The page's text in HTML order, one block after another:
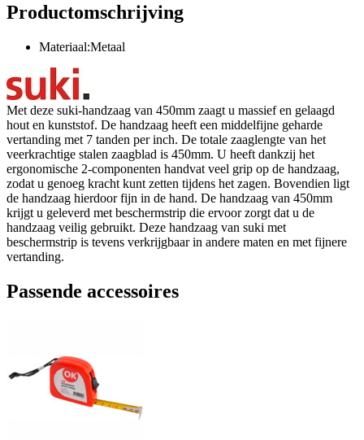
Productomschrijving
Materiaal:Metaal
Met deze suki-handzaag van 450mm zaagt u massief en gelaagd
hout en kunststof. De handzaag heeft een middelfijne geharde
vertanding met 7 tanden per inch. De totale zaaglengte van het
veerkrachtige stalen zaagblad is 450mm. U heeft dankzij het
ergonomische 2-componenten handvat veel grip op de handzaag,
zodat u genoeg kracht kunt zetten tijdens het zagen. Bovendien ligt
de handzaag hierdoor fijn in de hand. De handzaag van 450mm
krijgt u geleverd met beschermstrip die ervoor zorgt dat u de
handzaag veilig gebruikt. Deze handzaag van suki met
beschermstrip is tevens verkrijgbaar in andere maten en met fijnere
vertanding.
Passende accessoires